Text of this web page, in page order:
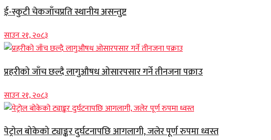
ई-स्कुटी चेकजाँचप्रति स्थानीय असन्तुष्ट
साउन २१, २०८३
प्रहरीको जाँच छल्दै लागुऔषध ओसारपसार गर्ने तीनजना पक्राउ
साउन २१, २०८३
पेट्रोल बोकेको ट्याङ्कर दुर्घटनापछि आगलागी, जलेर पूर्ण रुपमा ध्वस्त